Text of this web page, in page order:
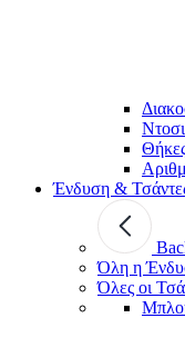
Ένδυση &
Όλη η
Όλες οι